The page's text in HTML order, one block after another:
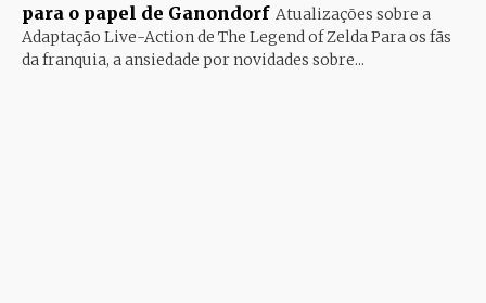
para o papel de Ganondorf Atualizações sobre a
Adaptação Live-Action de The Legend of Zelda Para os fãs
da franquia, a ansiedade por novidades sobre...